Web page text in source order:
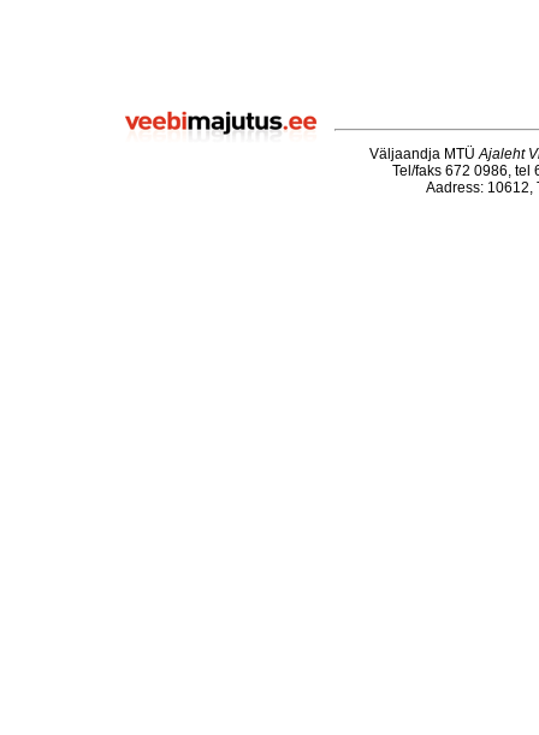
Väljaandja MTÜAjaleht
Tel/faks 672 0986, tel
Aadress: 10612,